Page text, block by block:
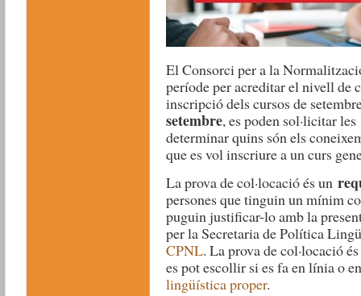
El Consorci per a la
període per acreditar el nivell de
inscripció dels cursos de
setembre, es poden sol·licitar les
determinar quins són els
que es vol inscriure a un curs
La prova de col·locació és un
persones que tinguin un mínim
puguin justificar-lo amb la
per la Secretaria de Política
CPNL. La prova de col·locació
es pot escollir si es fa en línia o
lingüística proper.